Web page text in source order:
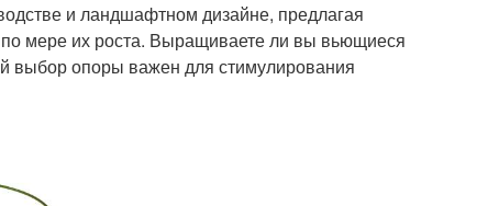
и ландшафтном дизайне, предлагая
мере их роста. Выращиваете ли вы вьющиеся
выбор опоры важен для стимулирования